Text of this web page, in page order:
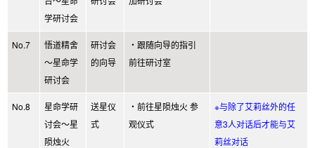
学研讨会
No.7
悟道精舍
～星命学
研讨会
研讨会
的向导
・跟随向导的指引
前往研讨室
No.8
星命学研
讨会～星
陨烛火
送星仪
式
・前往星陨烛火 参
观仪式
※与除了艾莉丝外的任
意3人对话后才能与艾
莉丝对话